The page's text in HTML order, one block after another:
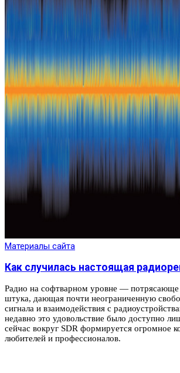
Материалы сайта
Как случилась настоящая
Радио на софтварном уровне — потрясающе
штука, дающая почти неограниченную
сигнала и взаимодействия с
недавно это удовольствие было доступно
сейчас вокруг SDR формируется огромное
любителей и профессионалов.